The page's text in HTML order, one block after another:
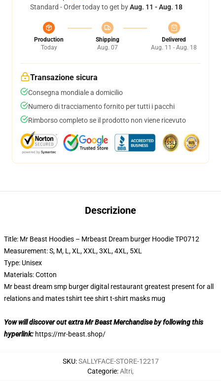
Standard - Order today to get byAug. 11 - Aug. 18
Production
Today
Shipping
Aug. 07
Delivered
Aug. 11 - Aug. 18
Transazione sicura
Consegna mondiale a domicilio
Numero di tracciamento fornito per tutti i pacchi
Rimborso completo se il prodotto non viene ricevuto
Descrizione
Title: Mr Beast Hoodies – Mrbeast Dream burger Hoodie TP0712
Measurement: S, M, L, XL, XXL, 3XL, 4XL, 5XL
Type: Unisex
Materials: Cotton
Mr beast dream smp burger digital restaurant greatest present for all
relations and mates tshirt tee shirt t-shirt masks mug
Yow will discover out extra Mr Beast Merchandise by following this
hyperlink: https://mr-beast.shop/
SKU:SALLYFACE-STORE-12217
Categorie:Altri,